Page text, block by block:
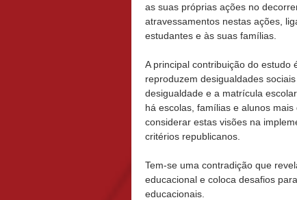
as suas próprias ações no
atravessamentos nestas ações,
estudantes e às suas famílias.
A principal contribuição do estudo
reproduzem desigualdades
desigualdade e a matrícula
há escolas, famílias e alunos
considerar estas visões na
critérios republicanos.
Tem-se uma contradição que
educacional e coloca desafios
educacionais.